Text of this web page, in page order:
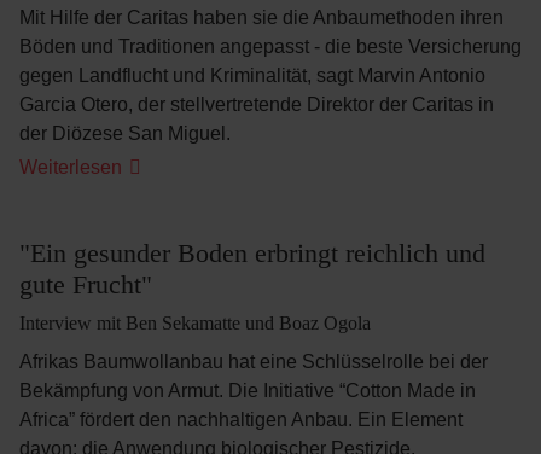
Mit Hilfe der Caritas haben sie die Anbaumethoden ihren
Böden und Traditionen angepasst - die beste Versicherung
gegen Landflucht und Kriminalität, sagt Marvin Antonio
Garcia Otero, der stellvertretende Direktor der Caritas in
der Diözese San Miguel.
Weiterlesen Die
"Ein gesunder Boden erbringt reichlich und
gute Frucht"
Interview mit Ben Sekamatte und Boaz Ogola
Afrikas Baumwollanbau hat eine Schlüsselrolle bei der
Bekämpfung von Armut. Die Initiative “Cotton Made in
Africa” fördert den nachhaltigen Anbau. Ein Element
davon: die Anwendung biologischer Pestizide.